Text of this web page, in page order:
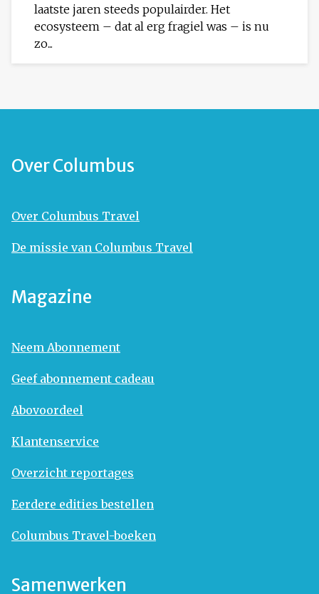
laatste jaren steeds populairder. Het
ecosysteem – dat al erg fragiel was – is nu
zo...
Over Columbus
Over Columbus Travel
De missie van Columbus Travel
Magazine
Neem Abonnement
Geef abonnement cadeau
Abovoordeel
Klantenservice
Overzicht reportages
Eerdere edities bestellen
Columbus Travel-boeken
Samenwerken